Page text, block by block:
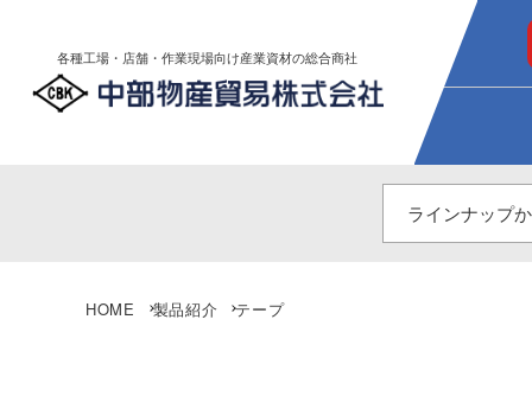
各種工場・店舗・作業現場向け産業資材の総合商社
HOME 製品紹介 テープ